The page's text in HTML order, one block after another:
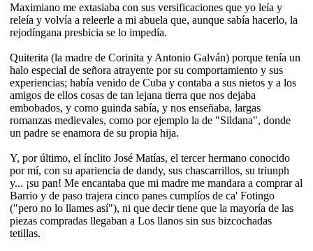
Maximiano me extasiaba con sus versificaciones que yo leía y
releía y volvía a releerle a mi abuela que, aunque sabía hacerlo, la
rejodíngana presbicia se lo impedía.
Quiterita (la madre de Corinita y Antonio Galván) porque tenía un
halo especial de señora atrayente por su comportamiento y sus
experiencias; había venido de Cuba y contaba a sus nietos y a los
amigos de ellos cosas de tan lejana tierra que nos dejaba
embobados, y como guinda sabía, y nos enseñaba, largas
romanzas medievales, como por ejemplo la de "Sildana", donde
un padre se enamora de su propia hija.
Y, por último, el ínclito José Matías, el tercer hermano conocido
por mí, con su apariencia de dandy, sus chascarrillos, su triunph
y... ¡su pan! Me encantaba que mi madre me mandara a comprar al
Barrio y de paso trajera cinco panes cumplíos de ca' Fotingo
("pero no lo llames así"), ni que decir tiene que la mayoría de las
piezas compradas llegaban a Los llanos sin sus bizcochadas
tetillas.